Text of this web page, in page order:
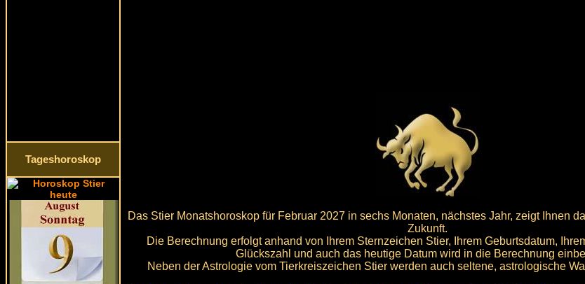
Tageshoroskop
Das Stier Monatshoroskop für Februar 2027 in sechs Monaten, nächstes Jahr, zeigt Ihnen
Zukunft.
Die Berechnung erfolgt anhand von Ihrem Sternzeichen Stier, Ihrem Geburtsdatum,
Glückszahl und auch das heutige Datum wird in die Berechnung
Neben der Astrologie vom Tierkreiszeichen Stier werden auch seltene, astrologische